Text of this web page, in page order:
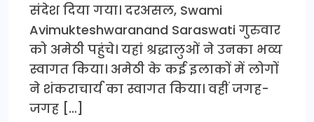
संदेश दिया गया। दरअसल, Swami
Avimukteshwaranand Saraswati गुरुवार
को अमेठी पहुंचे। यहां श्रद्धालुओं ने उनका भव्य
स्वागत किया। अमेठी के कई इलाकों में लोगों
ने शंकराचार्य का स्वागत किया। वहीं जगह-
जगह […]